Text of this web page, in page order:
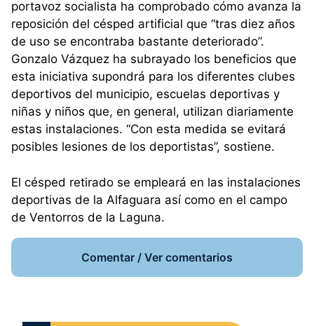
portavoz socialista ha comprobado cómo avanza la
reposición del césped artificial que “tras diez años
de uso se encontraba bastante deteriorado”.
Gonzalo Vázquez ha subrayado los beneficios que
esta iniciativa supondrá para los diferentes clubes
deportivos del municipio, escuelas deportivas y
niñas y niños que, en general, utilizan diariamente
estas instalaciones. “Con esta medida se evitará
posibles lesiones de los deportistas”, sostiene.
El césped retirado se empleará en las instalaciones
deportivas de la Alfaguara así como en el campo
de Ventorros de la Laguna.
Comentar / Ver comentarios